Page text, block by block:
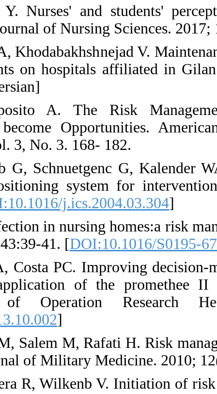
12. Adachi Y,
practices.
13. Purreza A,
on diagnostic
14. De Simone
Organizations:
Social Science.
15. Nagela M,
robot-assisted
2004;1268:549-54.
16. East J. Control
of Hospital Infect.
17. Thiago M,
hospital
department.
18. Zaboli R,
hospitals of
19. Zimmera M,